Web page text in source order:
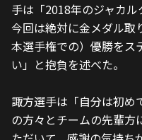
手は「2018年のジャカル
今回は絶対に金メダル取
本選手権での）優勝をス
い」と抱負を述べた。
諏方選手は「自分は初め
の方々とチームの先輩方